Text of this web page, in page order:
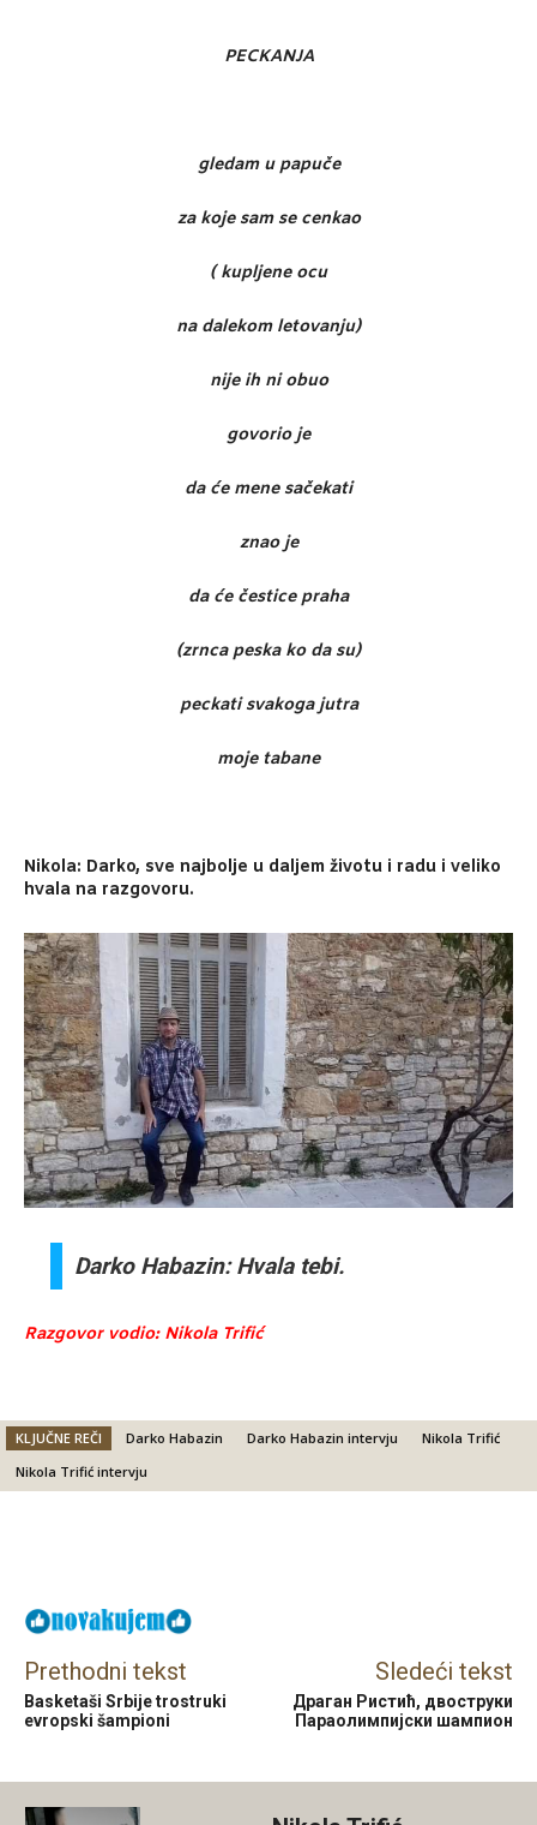
PECKANJA
gledam u papuče
za koje sam se cenkao
( kupljene ocu
na dalekom letovanju)
nije ih ni obuo
govorio je
da će mene sačekati
znao je
da će čestice praha
(zrnca peska ko da su)
peckati svakoga jutra
moje tabane
Nikola: Darko, sve najbolje u daljem životu i radu i veliko
hvala na razgovoru.
Darko Habazin: Hvala tebi.
Razgovor vodio: Nikola Trifić
KLJUČNE REČI Darko Habazin Darko Habazin intervju
Nikola Trifić
Nikola Trifić intervju
Prethodni tekst
Basketaši Srbije trostruki
evropski šampioni
Sledeći tekst
Драган Ристић, двоструки
Параолимпијски шампион